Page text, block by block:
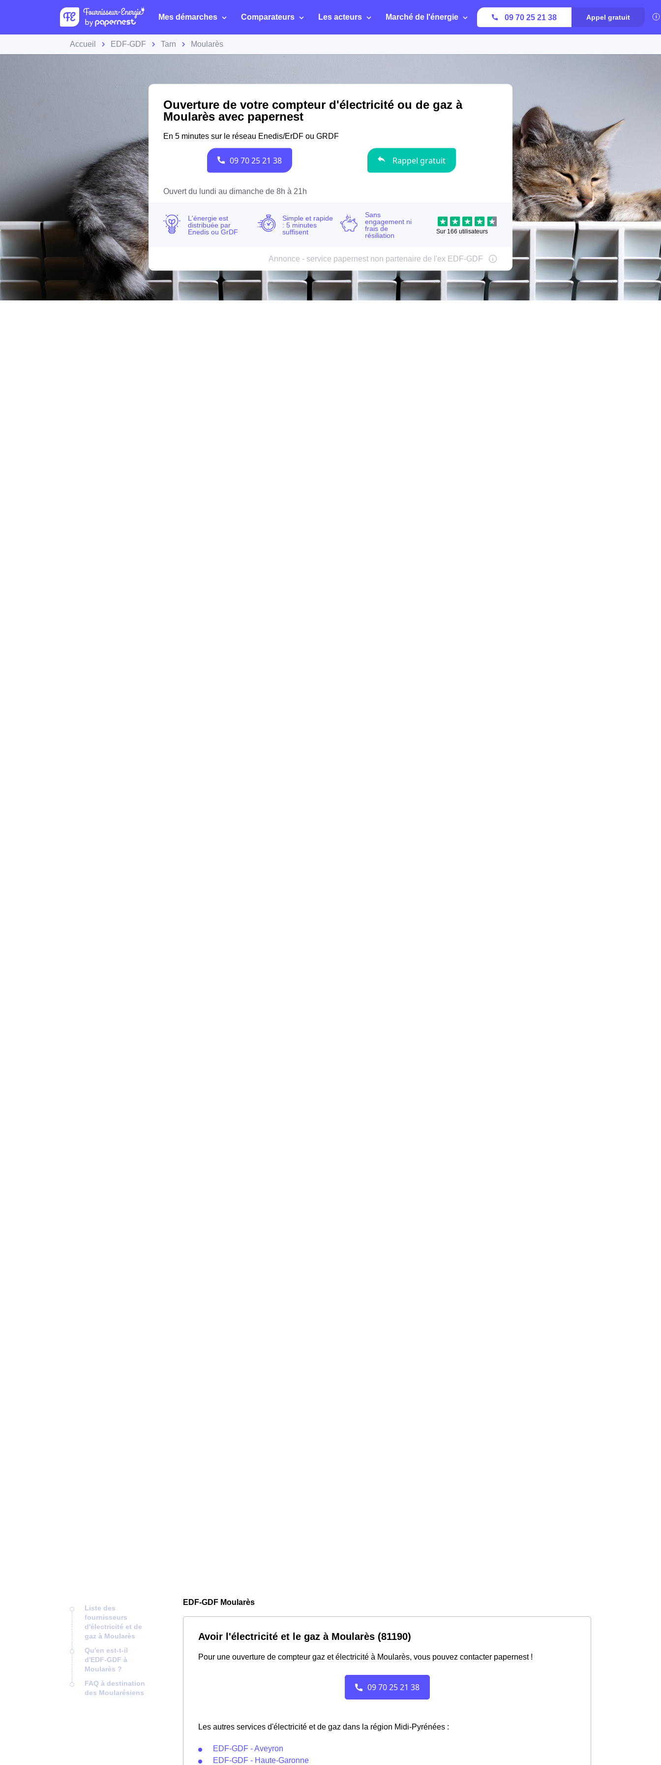
Mes démarches Comparateurs Les acteurs Marché de l'énergie 09 70 25 21 38 Appel gratuit
Accueil EDF-GDF Tarn Moularès
Liste des
fournisseurs
d'électricité et de
gaz à Moularès
Qu'en est-t-il
d'EDF-GDF à
Moularès ?
FAQ à destination
des Moularésiens
EDF-GDF Moularès
Avoir l'électricité et le gaz à Moularès (81190)
Pour une ouverture de compteur gaz et électricité à Moularès, vous pouvez contacter papernest !
Les autres services d'électricité et de gaz dans la région Midi-Pyrénées :
EDF-GDF - Aveyron
EDF-GDF - Haute-Garonne